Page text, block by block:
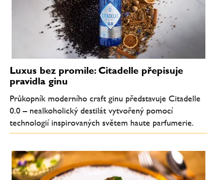
Luxus bez promile: Citadelle přepisuje
pravidla ginu
Průkopník moderního craft ginu představuje Citadelle
0.0 – nealkoholický destilát vytvořený pomocí
technologií inspirovaných světem haute parfumerie.